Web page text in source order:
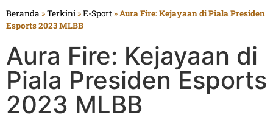
Beranda »Terkini »E-Sport »Aura Fire: Kejayaan di Piala Presiden
Esports 2023 MLBB
Aura Fire: Kejayaan di
Piala Presiden Esports
2023 MLBB